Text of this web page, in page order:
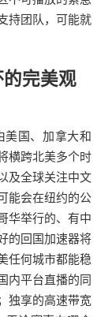
持团队，可能就
完美观
美国、加拿大和
横跨北美多个时
及全球关注中文
能会在纽约的公
华举行的、有中
的回国加速器将
任何城市都能稳
内平台直播的同
独享的高速带宽